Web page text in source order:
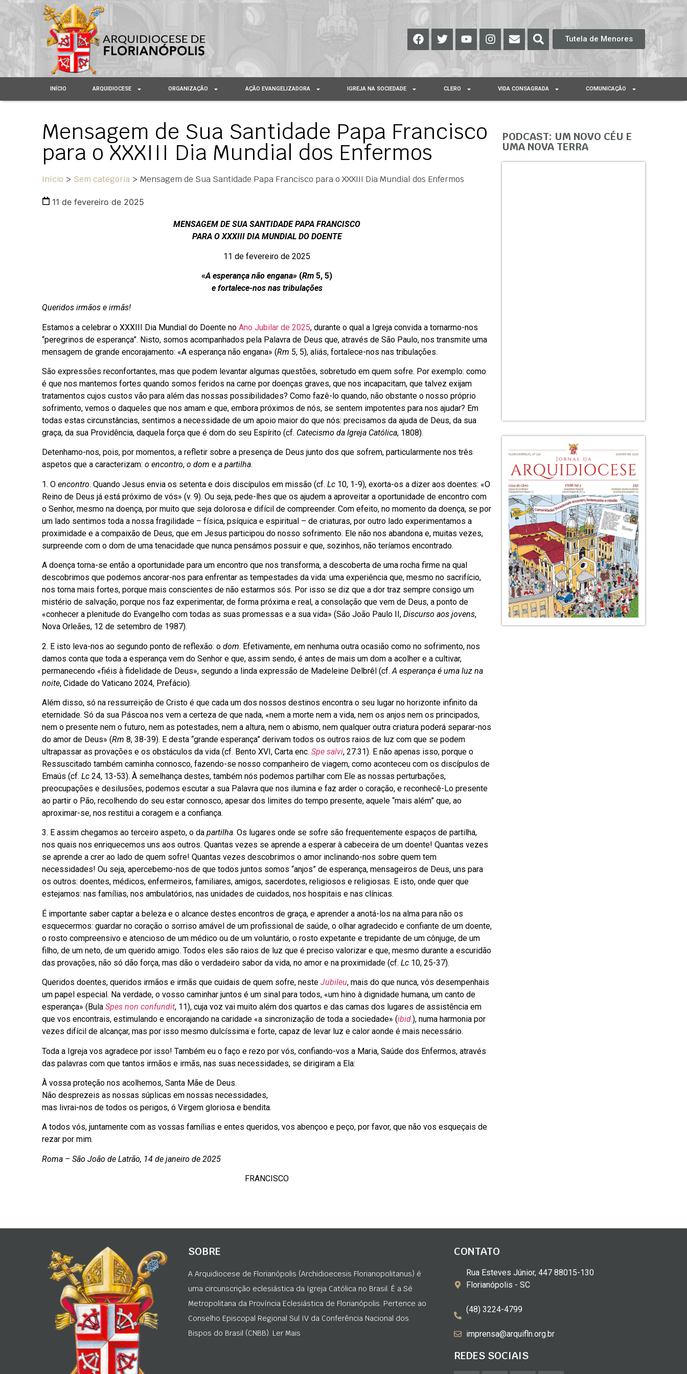
Tutela de Menores
INÍCIO ARQUIDIOCESE ORGANIZAÇÃO AÇÃO EVANGELIZADORA IGREJA NA SOCIEDADE CLERO VIDA CONSAGRADA COMUNICAÇÃO
Mensagem de Sua Santidade Papa Francisco
para o XXXIII Dia Mundial dos Enfermos
Início > Sem categoria > Mensagem de Sua Santidade Papa Francisco para o XXXIII Dia Mundial dos Enfermos
11 de fevereiro de 2025
MENSAGEM DE SUA SANTIDADE PAPA FRANCISCO
PARA O XXXIII DIA MUNDIAL DO DOENTE
11 de fevereiro de 2025
«A esperança não engana» (Rm 5, 5)
e fortalece-nos nas tribulações
Queridos irmãos e irmãs!
Estamos a celebrar o XXXIII Dia Mundial do Doente no Ano Jubilar de 2025, durante o qual a Igreja convida a tornarmo-nos
“peregrinos de esperança”. Nisto, somos acompanhados pela Palavra de Deus que, através de São Paulo, nos transmite uma
mensagem de grande encorajamento: «A esperança não engana» (Rm 5, 5), aliás, fortalece-nos nas tribulações.
São expressões reconfortantes, mas que podem levantar algumas questões, sobretudo em quem sofre. Por exemplo: como
é que nos mantemos fortes quando somos feridos na carne por doenças graves, que nos incapacitam, que talvez exijam
tratamentos cujos custos vão para além das nossas possibilidades? Como fazê-lo quando, não obstante o nosso próprio
sofrimento, vemos o daqueles que nos amam e que, embora próximos de nós, se sentem impotentes para nos ajudar? Em
todas estas circunstâncias, sentimos a necessidade de um apoio maior do que nós: precisamos da ajuda de Deus, da sua
graça, da sua Providência, daquela força que é dom do seu Espírito (cf. Catecismo da Igreja Católica, 1808).
Detenhamo-nos, pois, por momentos, a refletir sobre a presença de Deus junto dos que sofrem, particularmente nos três
aspetos que a caracterizam: o encontro, o dom e a partilha.
1. O encontro. Quando Jesus envia os setenta e dois discípulos em missão (cf. Lc 10, 1-9), exorta-os a dizer aos doentes: «O
Reino de Deus já está próximo de vós» (v. 9). Ou seja, pede-lhes que os ajudem a aproveitar a oportunidade de encontro com
o Senhor, mesmo na doença, por muito que seja dolorosa e difícil de compreender. Com efeito, no momento da doença, se por
um lado sentimos toda a nossa fragilidade – física, psíquica e espiritual – de criaturas, por outro lado experimentamos a
proximidade e a compaixão de Deus, que em Jesus participou do nosso sofrimento. Ele não nos abandona e, muitas vezes,
surpreende com o dom de uma tenacidade que nunca pensámos possuir e que, sozinhos, não teríamos encontrado.
A doença torna-se então a oportunidade para um encontro que nos transforma, a descoberta de uma rocha firme na qual
descobrimos que podemos ancorar-nos para enfrentar as tempestades da vida: uma experiência que, mesmo no sacrifício,
nos torna mais fortes, porque mais conscientes de não estarmos sós. Por isso se diz que a dor traz sempre consigo um
mistério de salvação, porque nos faz experimentar, de forma próxima e real, a consolação que vem de Deus, a ponto de
«conhecer a plenitude do Evangelho com todas as suas promessas e a sua vida» (São João Paulo II, Discurso aos jovens,
Nova Orleães, 12 de setembro de 1987).
2. E isto leva-nos ao segundo ponto de reflexão: o dom. Efetivamente, em nenhuma outra ocasião como no sofrimento, nos
damos conta que toda a esperança vem do Senhor e que, assim sendo, é antes de mais um dom a acolher e a cultivar,
permanecendo «fiéis à fidelidade de Deus», segundo a linda expressão de Madeleine Delbrêl (cf. A esperança é uma luz na
noite, Cidade do Vaticano 2024, Prefácio).
Além disso, só na ressurreição de Cristo é que cada um dos nossos destinos encontra o seu lugar no horizonte infinito da
eternidade. Só da sua Páscoa nos vem a certeza de que nada, «nem a morte nem a vida, nem os anjos nem os principados,
nem o presente nem o futuro, nem as potestades, nem a altura, nem o abismo, nem qualquer outra criatura poderá separar-nos
do amor de Deus» (Rm 8, 38-39). E desta “grande esperança” derivam todos os outros raios de luz com que se podem
ultrapassar as provações e os obstáculos da vida (cf. Bento XVI, Carta enc. Spe salvi, 27.31). E não apenas isso, porque o
Ressuscitado também caminha connosco, fazendo-se nosso companheiro de viagem, como aconteceu com os discípulos de
Emaús (cf. Lc 24, 13-53). À semelhança destes, também nós podemos partilhar com Ele as nossas perturbações,
preocupações e desilusões, podemos escutar a sua Palavra que nos ilumina e faz arder o coração, e reconhecê-Lo presente
ao partir o Pão, recolhendo do seu estar connosco, apesar dos limites do tempo presente, aquele “mais além” que, ao
aproximar-se, nos restitui a coragem e a confiança.
3. E assim chegamos ao terceiro aspeto, o da partilha. Os lugares onde se sofre são frequentemente espaços de partilha,
nos quais nos enriquecemos uns aos outros. Quantas vezes se aprende a esperar à cabeceira de um doente! Quantas vezes
se aprende a crer ao lado de quem sofre! Quantas vezes descobrimos o amor inclinando-nos sobre quem tem
necessidades! Ou seja, apercebemo-nos de que todos juntos somos “anjos” de esperança, mensageiros de Deus, uns para
os outros: doentes, médicos, enfermeiros, familiares, amigos, sacerdotes, religiosos e religiosas. E isto, onde quer que
estejamos: nas famílias, nos ambulatórios, nas unidades de cuidados, nos hospitais e nas clínicas.
É importante saber captar a beleza e o alcance destes encontros de graça, e aprender a anotá-los na alma para não os
esquecermos: guardar no coração o sorriso amável de um profissional de saúde, o olhar agradecido e confiante de um doente,
o rosto compreensivo e atencioso de um médico ou de um voluntário, o rosto expetante e trepidante de um cônjuge, de um
filho, de um neto, de um querido amigo. Todos eles são raios de luz que é preciso valorizar e que, mesmo durante a escuridão
das provações, não só dão força, mas dão o verdadeiro sabor da vida, no amor e na proximidade (cf. Lc 10, 25-37).
Queridos doentes, queridos irmãos e irmãs que cuidais de quem sofre, neste Jubileu, mais do que nunca, vós desempenhais
um papel especial. Na verdade, o vosso caminhar juntos é um sinal para todos, «um hino à dignidade humana, um canto de
esperança» (Bula Spes non confundit, 11), cuja voz vai muito além dos quartos e das camas dos lugares de assistência em
que vos encontrais, estimulando e encorajando na caridade «a sincronização de toda a sociedade» (ibid.), numa harmonia por
vezes difícil de alcançar, mas por isso mesmo dulcíssima e forte, capaz de levar luz e calor aonde é mais necessário.
Toda a Igreja vos agradece por isso! Também eu o faço e rezo por vós, confiando-vos a Maria, Saúde dos Enfermos, através
das palavras com que tantos irmãos e irmãs, nas suas necessidades, se dirigiram a Ela:
À vossa proteção nos acolhemos, Santa Mãe de Deus.
Não desprezeis as nossas súplicas em nossas necessidades,
mas livrai-nos de todos os perigos, ó Virgem gloriosa e bendita.
A todos vós, juntamente com as vossas famílias e entes queridos, vos abençoo e peço, por favor, que não vos esqueçais de
rezar por mim.
Roma – São João de Latrão, 14 de janeiro de 2025
FRANCISCO
PODCAST: UM NOVO CÉU E
UMA NOVA TERRA
SOBRE
A Arquidiocese de Florianópolis (Archidioecesis Florianopolitanus) é
uma circunscrição eclesiástica da Igreja Católica no Brasil. É a Sé
Metropolitana da Província Eclesiástica de Florianópolis. Pertence ao
Conselho Episcopal Regional Sul IV da Conferência Nacional dos
Bispos do Brasil (CNBB). Ler Mais
CONTATO
Rua Esteves Júnior, 447 88015-130
Florianópolis - SC
(48) 3224-4799
imprensa@arquifln.org.br
REDES SOCIAIS